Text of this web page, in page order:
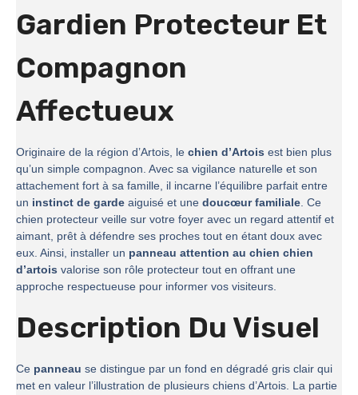
Gardien Protecteur Et
Compagnon
Affectueux
Originaire de la région d’Artois, le chien d’Artois est bien plus
qu’un simple compagnon. Avec sa vigilance naturelle et son
attachement fort à sa famille, il incarne l’équilibre parfait entre
un instinct de garde aiguisé et une doucœur familiale. Ce
chien protecteur veille sur votre foyer avec un regard attentif et
aimant, prêt à défendre ses proches tout en étant doux avec
eux. Ainsi, installer un panneau attention au chien chien
d’artois valorise son rôle protecteur tout en offrant une
approche respectueuse pour informer vos visiteurs.
Description Du Visuel
Ce panneau se distingue par un fond en dégradé gris clair qui
met en valeur l’illustration de plusieurs chiens d’Artois. La partie